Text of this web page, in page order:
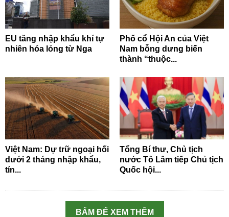
EU tăng nhập khẩu khí tự
nhiên hóa lỏng từ Nga
Phố cổ Hội An của Việt
Nam bỗng dưng biến
thành “thuộc...
Việt Nam: Dự trữ ngoại hối
dưới 2 tháng nhập khẩu,
tín...
Tổng Bí thư, Chủ tịch
nước Tô Lâm tiếp Chủ tịch
Quốc hội...
BẤM ĐỂ XEM THÊM